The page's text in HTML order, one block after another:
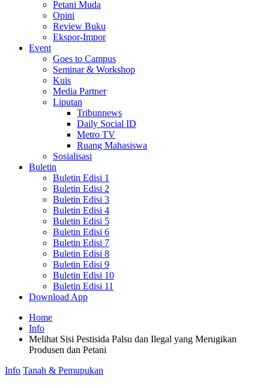
Petani Muda
Opini
Review Buku
Ekspor-Impor
Event
Goes to Campus
Seminar & Workshop
Kuis
Media Partner
Liputan
Tribunnews
Daily Social ID
Metro TV
Ruang Mahasiswa
Sosialisasi
Buletin
Buletin Edisi 1
Buletin Edisi 2
Buletin Edisi 3
Buletin Edisi 4
Buletin Edisi 5
Buletin Edisi 6
Buletin Edisi 7
Buletin Edisi 8
Buletin Edisi 9
Buletin Edisi 10
Buletin Edisi 11
Download App
Home
Info
Melihat Sisi Pestisida Palsu dan Ilegal yang Merugikan
Produsen dan Petani
Info Tanah & Pemupukan